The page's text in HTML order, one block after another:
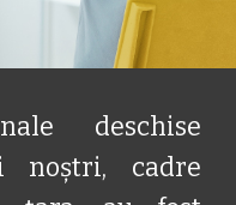
deschise
noștri, cadre